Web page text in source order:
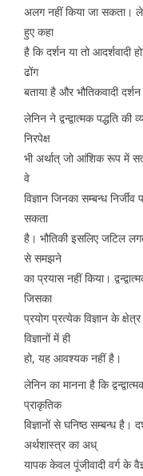
अलग नहीं किया जा सकता।
हुए कहा
है कि दर्शन या तो आदर्शवादी
ढोंग
बताया है और भौतिकवादी
लेनिन ने द्वन्द्वात्मक पद्धति
निरपेक्ष
भी अर्थात् जो आंशिक रूप में
वे
विज्ञान जिनका सम्बन्ध
सकता
है। भौतिकी इसलिए जटिल
से समझने
का प्रयास नहीं किया।
जिसका
प्रयोग प्रत्येक विज्ञान के
विज्ञानों में ही
हो, यह आवश्यक नहीं है।
लेनिन का मानना है कि
प्राकृतिक
विज्ञानों से घनिष्ठ सम्बन्ध
अर्थशास्त्र का अध्
यापक केवल पूंजीवादी वर्ग के